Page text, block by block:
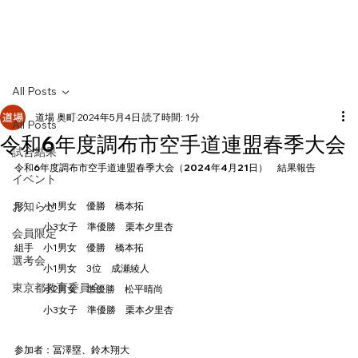
All Posts
試合結果
イベント
お知らせ
会員限定
選考会
東京都教育委員会
All Posts
令和6年度調布市空手道連盟春季大会
道場 奥町2024年5月4日 読了時間: 1分
令和6年度調布市空手道連盟春季大会（2024年4月21日）　結果報告
形　　小1男女　優勝　橋本拓
小3女子　準優勝　栗本夕里杏
組手　小1男女　優勝　橋本拓
小1男女　3位　成瀬綾人
小2男女　準優勝　松平晴尚
小3女子　準優勝　栗本夕里杏
参加者：冨澤塁、鈴木翔大